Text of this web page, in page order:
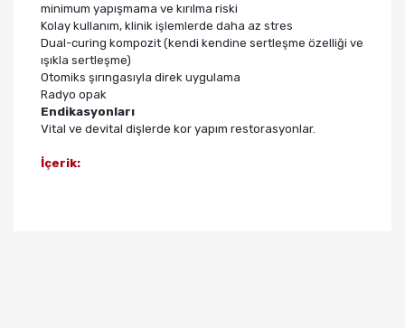
minimum yapışmama ve kırılma riski
Kolay kullanım, klinik işlemlerde daha az stres
Dual-curing kompozit (kendi kendine sertleşme özelliği ve
ışıkla sertleşme)
Otomiks şırıngasıyla direk uygulama
Radyo opak
Endikasyonları
Vital ve devital dişlerde kor yapım restorasyonlar.
İçerik: